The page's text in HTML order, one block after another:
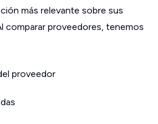
más relevante sobre sus
comparar proveedores, tenemos
proveedor